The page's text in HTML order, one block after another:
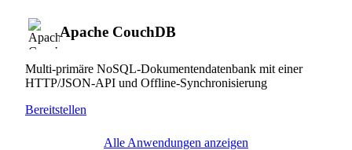
Apache CouchDB
Multi-primäre NoSQL-Dokumentendatenbank mit einer
HTTP/JSON-API und Offline-Synchronisierung
Bereitstellen
Alle Anwendungen anzeigen